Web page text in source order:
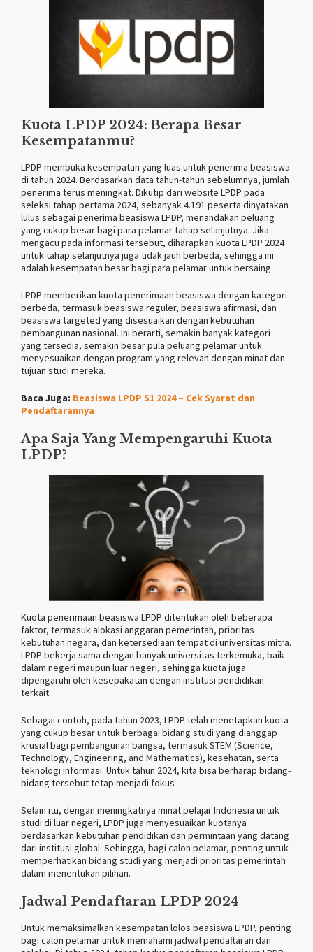
Kuota LPDP 2024: Berapa Besar
Kesempatanmu?
LPDP membuka kesempatan yang luas untuk penerima beasiswa
di tahun 2024. Berdasarkan data tahun-tahun sebelumnya, jumlah
penerima terus meningkat. Dikutip dari website LPDP pada
seleksi tahap pertama 2024, sebanyak 4.191 peserta dinyatakan
lulus sebagai penerima beasiswa LPDP, menandakan peluang
yang cukup besar bagi para pelamar tahap selanjutnya​. Jika
mengacu pada informasi tersebut, diharapkan kuota LPDP 2024
untuk tahap selanjutnya juga tidak jauh berbeda, sehingga ini
adalah kesempatan besar bagi para pelamar untuk bersaing.
LPDP memberikan kuota penerimaan beasiswa dengan kategori
berbeda, termasuk beasiswa reguler, beasiswa afirmasi, dan
beasiswa targeted yang disesuaikan dengan kebutuhan
pembangunan nasional. Ini berarti, semakin banyak kategori
yang tersedia, semakin besar pula peluang pelamar untuk
menyesuaikan dengan program yang relevan dengan minat dan
tujuan studi mereka.
Baca Juga: Beasiswa LPDP S1 2024 – Cek Syarat dan
Pendaftarannya
Apa Saja Yang Mempengaruhi Kuota
LPDP?
Kuota penerimaan beasiswa LPDP ditentukan oleh beberapa
faktor, termasuk alokasi anggaran pemerintah, prioritas
kebutuhan negara, dan ketersediaan tempat di universitas mitra.
LPDP bekerja sama dengan banyak universitas terkemuka, baik
dalam negeri maupun luar negeri, sehingga kuota juga
dipengaruhi oleh kesepakatan dengan institusi pendidikan
terkait.
Sebagai contoh, pada tahun 2023, LPDP telah menetapkan kuota
yang cukup besar untuk berbagai bidang studi yang dianggap
krusial bagi pembangunan bangsa, termasuk STEM (Science,
Technology, Engineering, and Mathematics), kesehatan, serta
teknologi informasi. Untuk tahun 2024, kita bisa berharap bidang-
bidang tersebut tetap menjadi fokus​
Selain itu, dengan meningkatnya minat pelajar Indonesia untuk
studi di luar negeri, LPDP juga menyesuaikan kuotanya
berdasarkan kebutuhan pendidikan dan permintaan yang datang
dari institusi global. Sehingga, bagi calon pelamar, penting untuk
memperhatikan bidang studi yang menjadi prioritas pemerintah
dalam menentukan pilihan.
Jadwal Pendaftaran LPDP 2024
Untuk memaksimalkan kesempatan lolos beasiswa LPDP, penting
bagi calon pelamar untuk memahami jadwal pendaftaran dan